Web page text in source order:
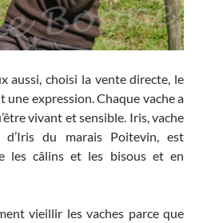
aussi, choisi la vente directe, le
une expression. Chaque vache a
vivant et sensible. Iris, vache
du marais Poitevin, est
les câlins et les bisous et en
vieillir les vaches parce que